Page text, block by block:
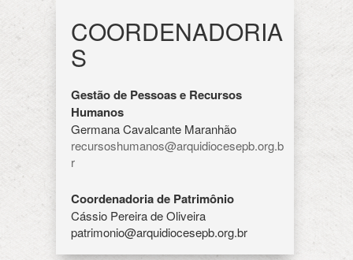
COORDENADORIA
S
Gestão de Pessoas e Recursos
Humanos
Germana Cavalcante Maranhão
recursoshumanos@arquidiocesepb.org.b
r
Coordenadoria de Patrimônio
Cássio Pereira de Oliveira
patrimonio@arquidiocesepb.org.br